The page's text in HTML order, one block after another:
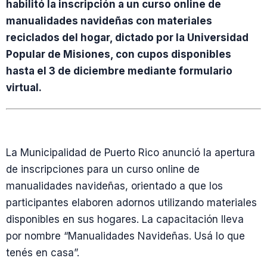
habilitó la inscripción a un curso online de
manualidades navideñas con materiales
reciclados del hogar, dictado por la Universidad
Popular de Misiones, con cupos disponibles
hasta el 3 de diciembre mediante formulario
virtual.
La Municipalidad de Puerto Rico anunció la apertura
de inscripciones para un curso online de
manualidades navideñas, orientado a que los
participantes elaboren adornos utilizando materiales
disponibles en sus hogares. La capacitación lleva
por nombre “Manualidades Navideñas. Usá lo que
tenés en casa”.